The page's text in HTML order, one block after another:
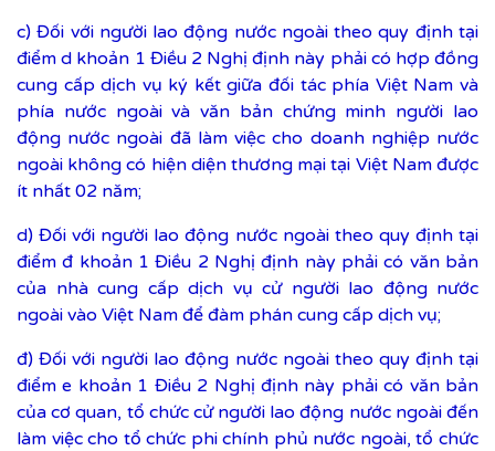
c) Đối với người lao động nước ngoài theo quy định tại
điểm d khoản 1 Điều 2 Nghị định này phải có hợp đồng
cung cấp dịch vụ ký kết giữa đối tác phía Việt Nam và
phía nước ngoài và văn bản chứng minh người lao
động nước ngoài đã làm việc cho doanh nghiệp nước
ngoài không có hiện diện thương mại tại Việt Nam được
ít nhất 02 năm;
d) Đối với người lao động nước ngoài theo quy định tại
điểm đ khoản 1 Điều 2 Nghị định này phải có văn bản
của nhà cung cấp dịch vụ cử người lao động nước
ngoài vào Việt Nam để đàm phán cung cấp dịch vụ;
đ) Đối với người lao động nước ngoài theo quy định tại
điểm e khoản 1 Điều 2 Nghị định này phải có văn bản
của cơ quan, tổ chức cử người lao động nước ngoài đến
làm việc cho tổ chức phi chính phủ nước ngoài, tổ chức